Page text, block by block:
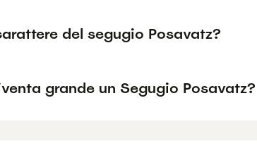
del segugio Posavatz?
grande un Segugio Posavatz?